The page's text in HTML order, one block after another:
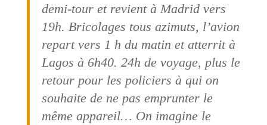
demi-tour et revient à Madrid vers
19h. Bricolages tous azimuts, l’avion
repart vers 1 h du matin et atterrit à
Lagos à 6h40. 24h de voyage, plus le
retour pour les policiers à qui on
souhaite de ne pas emprunter le
même appareil… On imagine le